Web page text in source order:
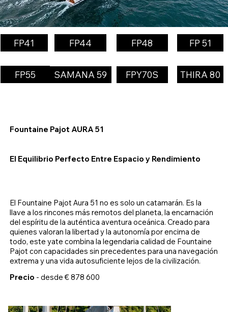
FP41 FP44 FP48 FP 51
FP55 SAMANA 59 FPY70S THIRA 80
Fountaine Pajot AURA 51
El Equilibrio Perfecto Entre Espacio y Rendimiento
Precio - desde € 878 600
El Fountaine Pajot Aura 51 no es solo un catamarán. Es la
llave a los rincones más remotos del planeta, la encarnación
del espíritu de la auténtica aventura oceánica. Creado para
quienes valoran la libertad y la autonomía por encima de
todo, este yate combina la legendaria calidad de Fountaine
Pajot con capacidades sin precedentes para una navegación
extrema y una vida autosuficiente lejos de la civilización.